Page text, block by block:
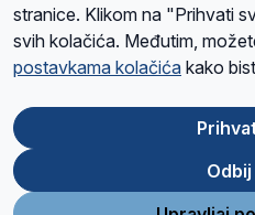
O namaRadio ProgramVolonteri
Ova stranica je zaštićena
Store
Google
Play
stranice. Klikom na "Prihvati
svih kolačića. Međutim,
postavkama kolačića kako